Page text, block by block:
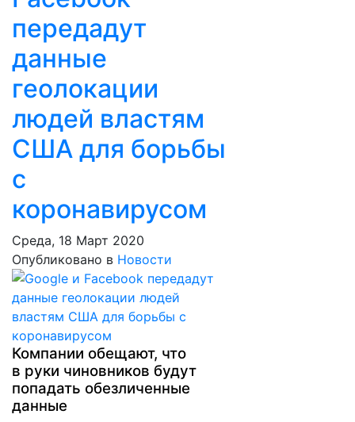
передадут
данные
геолокации
людей властям
США для борьбы
с
коронавирусом
Среда, 18 Март 2020
Опубликовано в Новости
Компании обещают, что
в руки чиновников будут
попадать обезличенные
данные